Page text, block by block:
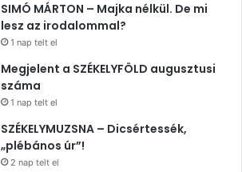
SIMÓ MÁRTON – Majka nélkül. De mi
lesz az irodalommal?
1 nap telt el
Megjelent a SZÉKELYFÖLD augusztusi
száma
1 nap telt el
SZÉKELYMUZSNA – Dicsértessék,
„plébános úr”!
2 nap telt el